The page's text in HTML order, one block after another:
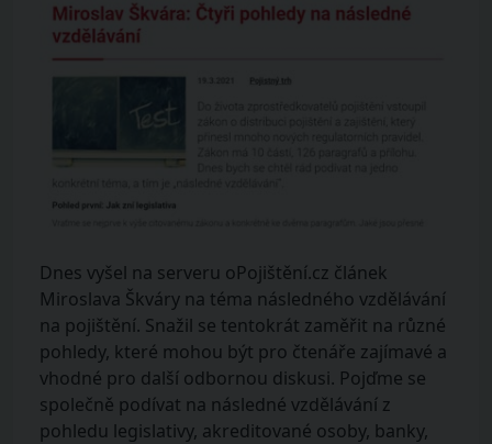
Dnes vyšel na serveru oPojištění.cz článek
Miroslava Škváry na téma následného vzdělávání
na pojištění. Snažil se tentokrát zaměřit na různé
pohledy, které mohou být pro čtenáře zajímavé a
vhodné pro další odbornou diskusi. Pojďme se
společně podívat na následné vzdělávání z
pohledu legislativy, akreditované osoby, banky,